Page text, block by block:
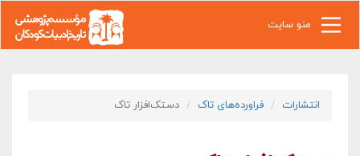
منو سایت
انتشارات فراورده‌های تاک دستک‌افزار تاک